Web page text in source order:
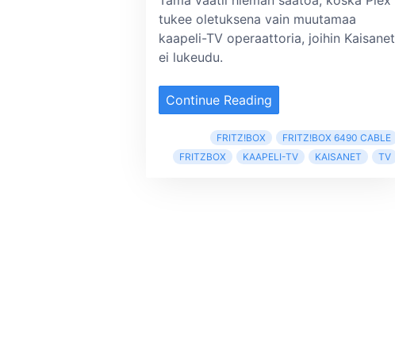
tukee oletuksena vain muutamaa
kaapeli-TV operaattoria, joihin Kaisanet
ei lukeudu.
Continue Reading
FRITZ!BOX
FRITZ!BOX 6490 CABLE
FRITZBOX
KAAPELI-TV KAISANET TV